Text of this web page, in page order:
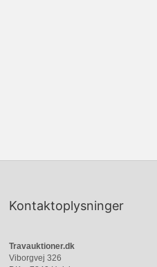
Kontaktoplysninger
Travauktioner.dk
Viborgvej 326